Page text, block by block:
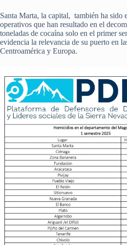
Santa Marta, la capital, también ha sido
operativos que han resultado en el
toneladas de cocaína solo en el primer
evidencia la relevancia de su puerto en
Centroamérica y Europa.